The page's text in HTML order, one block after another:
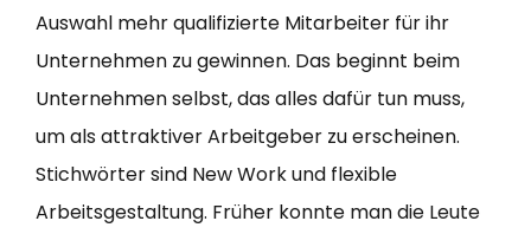
Auswahl mehr qualifizierte Mitarbeiter für ihr
Unternehmen zu gewinnen. Das beginnt beim
Unternehmen selbst, das alles dafür tun muss,
um als attraktiver Arbeitgeber zu erscheinen.
Stichwörter sind New Work und flexible
Arbeitsgestaltung. Früher konnte man die Leute